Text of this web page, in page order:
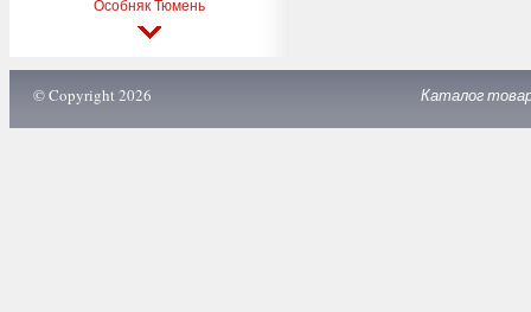
Особняк Тюмень
© Copyright 2026 Каталог